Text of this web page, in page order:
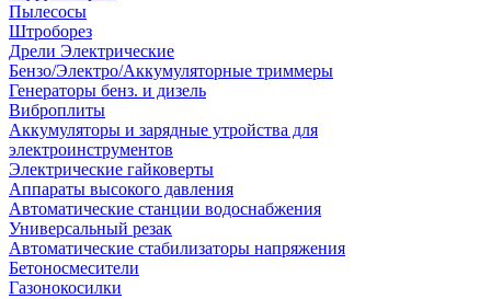
Пылесосы
Штроборез
Дрели Электрические
Бензо/Электро/Аккумуляторные триммеры
Генераторы бенз. и дизель
Виброплиты
Аккумуляторы и зарядные утройства для
электроинструментов
Электрические гайковерты
Аппараты высокого давления
Автоматические станции водоснабжения
Универсальный резак
Автоматические стабилизаторы напряжения
Бетоносмесители
Газонокосилки